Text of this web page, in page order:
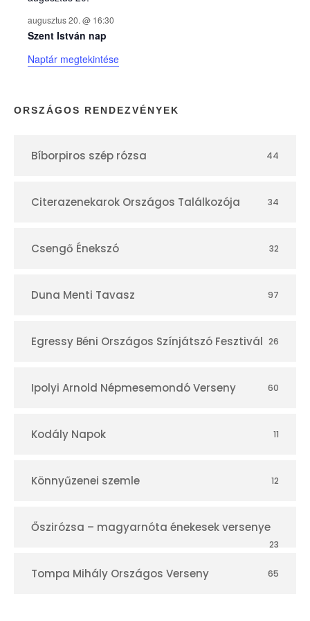
k
n
a
p
r
augusztus 20. @ 16:30
Szent István nap
Naptár megtekintése
ORSZÁGOS RENDEZVÉNYEK
Bíborpiros szép rózsa 44
Citerazenekarok Országos Találkozója 34
Csengő Énekszó 32
Duna Menti Tavasz 97
Egressy Béni Országos Színjátszó Fesztivál 26
Ipolyi Arnold Népmesemondó Verseny 60
Kodály Napok 11
Könnyűzenei szemle 12
Őszirózsa – magyarnóta énekesek versenye
23
Tompa Mihály Országos Verseny 65